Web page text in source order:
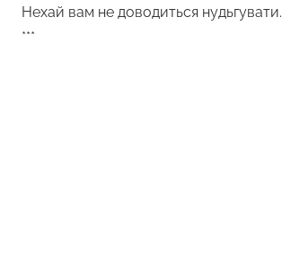
Нехай вам не доводиться нудьгувати.
***